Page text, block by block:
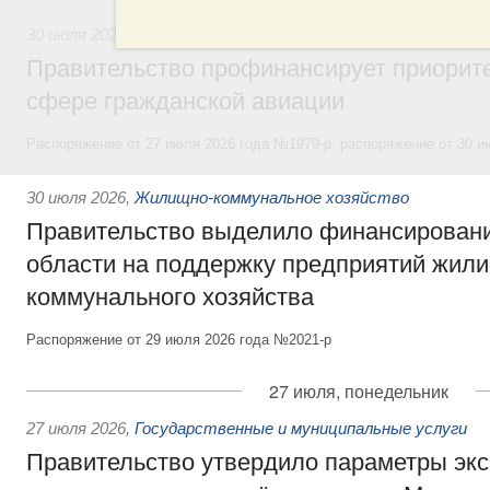
Правительство профинансирует
сфере гражданской авиации
30 июля 2026, Жилищно-коммунальное хозяйство
Правительство выделило
области на поддержку предприятий
коммунального хозяйства
Распоряжение от 29 июля 2026 года №2021-р
27 июля, понедельник
27 июля 2026, Государственные и муниципальные услуги
Правительство утвердило параметры